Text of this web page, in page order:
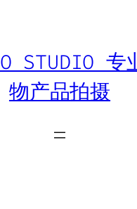
STUDIO 专
物产品拍摄